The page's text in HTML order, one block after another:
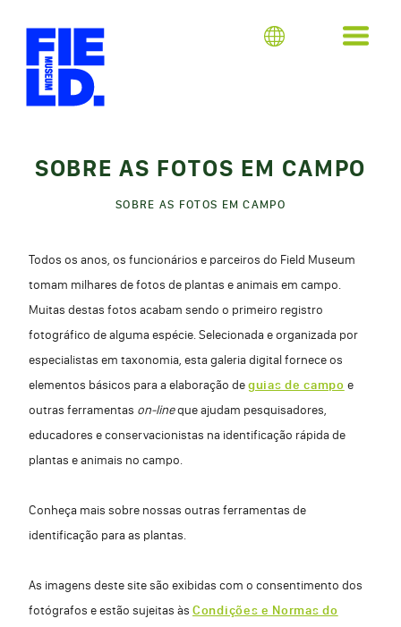
SOBRE AS FOTOS EM CAMPO
SOBRE AS FOTOS EM CAMPO
Todos os anos, os funcionários e parceiros do Field Museum
tomam milhares de fotos de plantas e animais em campo.
Muitas destas fotos acabam sendo o primeiro registro
fotográfico de alguma espécie. Selecionada e organizada por
especialistas em taxonomia, esta galeria digital fornece os
elementos básicos para a elaboração deguias de campo e
outras ferramentas on-lineque ajudam pesquisadores,
educadores e conservacionistas na identificação rápida de
plantas e animais no campo.
Conheça mais sobre nossas outras ferramentas de
identificação para as plantas.
As imagens deste site são exibidas com o consentimento dos
fotógrafos e estão sujeitas às Condições e Normas do